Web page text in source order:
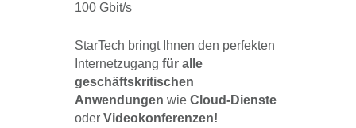
100 Gbit/s
StarTech bringt Ihnen den perfekten
Internetzugang für alle
geschäftskritischen
Anwendungen wie Cloud-Dienste
oder Videokonferenzen!